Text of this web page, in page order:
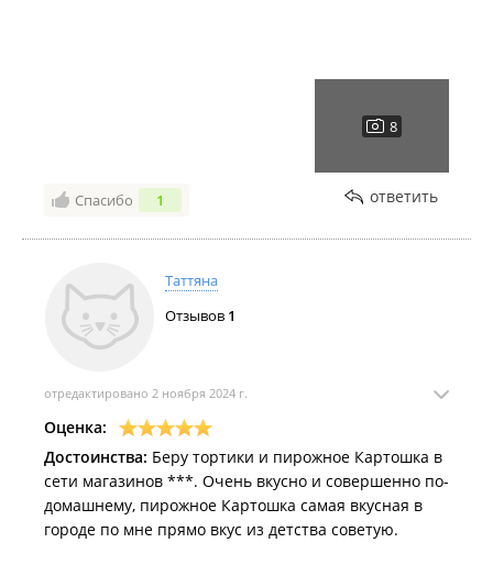
Спасибо 1 ответить
Таттяна
Отзывов 1
отредактировано 2 ноября 2024 г.
Оценка:
Достоинства: Беру тортики и пирожное Картошка в
сети магазинов ***. Очень вкусно и совершенно по-
домашнему, пирожное Картошка самая вкусная в
городе по мне прямо вкус из детства советую.